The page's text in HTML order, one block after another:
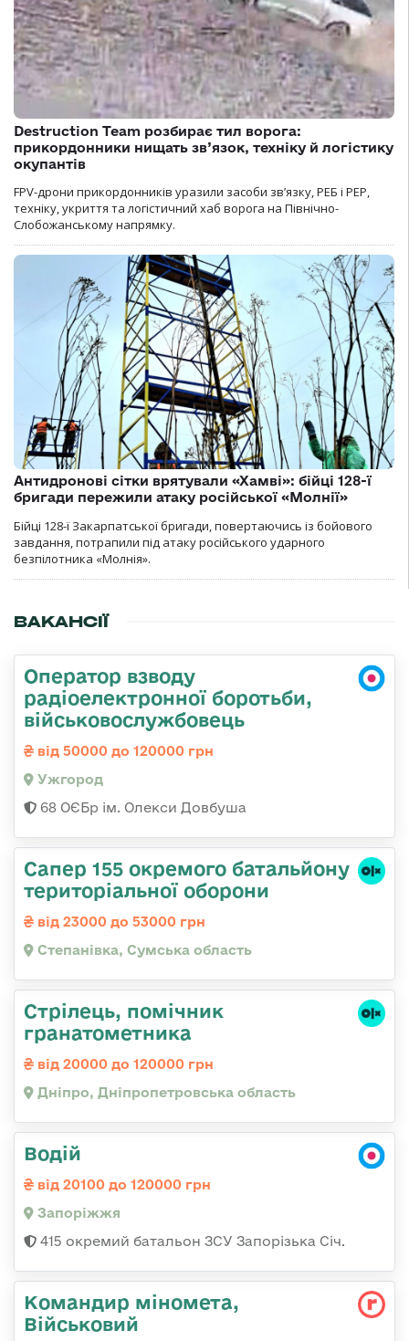
Destruction Team розбирає тил ворога:
прикордонники нищать зв’язок, техніку й логістику
окупантів
FPV-дрони прикордонників уразили засоби зв’язку, РЕБ і РЕР,
техніку, укриття та логістичний хаб ворога на Північно-
Слобожанському напрямку.
Антидронові сітки врятували «Хамві»: бійці 128-ї
бригади пережили атаку російської «Молнії»
Бійці 128-ї Закарпатської бригади, повертаючись із бойового
завдання, потрапили під атаку російського ударного
безпілотника «Молнія».
ВАКАНСІЇ
Оператор взводу
радіоелектронної боротьби,
військовослужбовець
від 50000 до 120000 грн
Ужгород
68 ОЄБр ім. Олекси Довбуша
Сапер 155 окремого батальйону
територіальної оборони
від 23000 до 53000 грн
Степанівка, Сумська область
Стрілець, помічник
гранатометника
від 20000 до 120000 грн
Дніпро, Дніпропетровська область
Водій
від 20100 до 120000 грн
Запоріжжя
415 окремий батальон ЗСУ Запорізька Січ.
Командир міномета,
Військовий